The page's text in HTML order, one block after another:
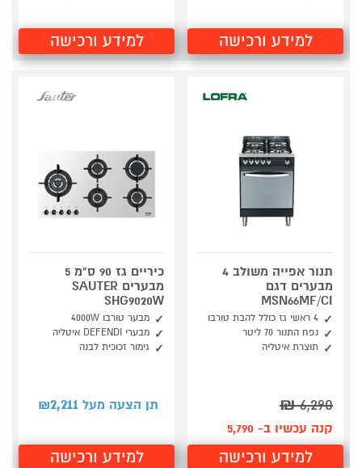
למידע ורכישה למידע ורכישה
תנור אפייה משולב 4
מבערים דגם
MSN66MF/CI
4 ראשי גז כולל להבת טורבו
נפח התנור 70 ליטר
תוצרת איטליה
6,290
₪
קנה עכשיו ב- 5,790
למידע ורכישה
כיריים גז 90 ס"מ 5
מבערים SAUTER
SHG9020W
מבער טורבו 4000W
מבערי DEFENDI איטליה
גימור זכוכית לבנה
תן הצעה מעל ₪ 2,211
למידע ורכישה